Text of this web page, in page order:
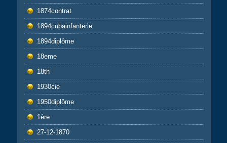
1874contrat
1894cubainfanterie
1894diplôme
18eme
18th
1930cie
1950diplôme
1ère
27-12-1870